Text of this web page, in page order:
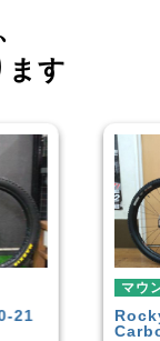
ます
マウ
年頃